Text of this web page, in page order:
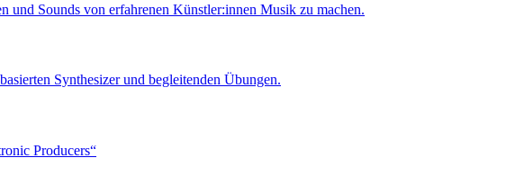
und Sounds von erfahrenen Künstler:innen Musik zu machen.
Synthesizer und begleitenden Übungen.
Producers“